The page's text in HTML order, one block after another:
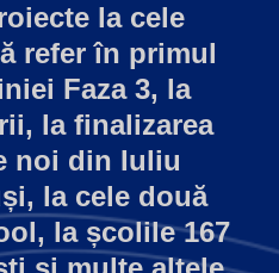
la cele
refer în primul
Faza 3, la
la finalizarea
noi din Iuliu
la cele două
la școlile 167